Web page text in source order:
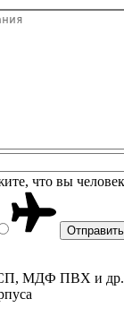
что вы
МДФ ПВХ и